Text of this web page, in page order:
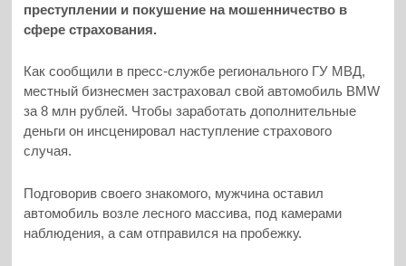
преступлении и покушение на мошенничество в
сфере страхования.
Как сообщили в пресс-службе регионального ГУ МВД,
местный бизнесмен застраховал свой автомобиль BMW
за 8 млн рублей. Чтобы заработать дополнительные
деньги он инсценировал наступление страхового
случая.
Подговорив своего знакомого, мужчина оставил
автомобиль возле лесного массива, под камерами
наблюдения, а сам отправился на пробежку.